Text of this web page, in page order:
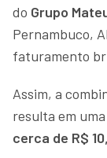
do Grupo
Pernambuco,
faturamento
Assim, a
resulta em
cerca de R$